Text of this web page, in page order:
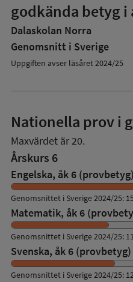
godkända betyg i
Dalaskolan Norra
Genomsnitt i Sverige
Uppgiften avser läsåret 2024/25
Nationella prov i
Maxvärdet är 20.
Årskurs 6
Engelska, åk 6 (provbetyg)
Genomsnittet i Sverige 2024/25:
Matematik, åk 6
Genomsnittet i Sverige 2024/25:
Svenska, åk 6 (provbetyg)
Genomsnittet i Sverige 2024/25: